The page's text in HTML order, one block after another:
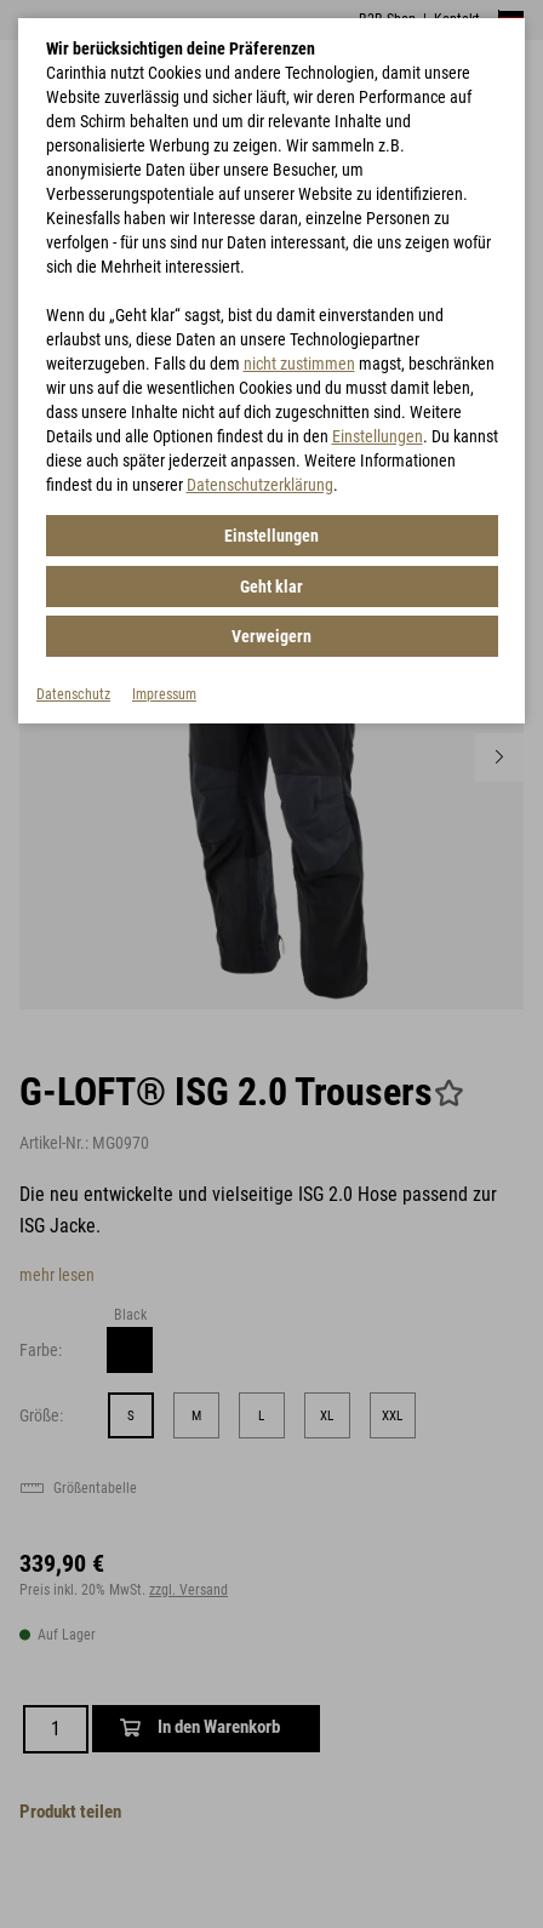
B2B Shop|Kontakt
Home Bekleidung G-LOFT® ISG 2.0 Trousers
G-LOFT® ISG 2.0 Trousers
Artikel-Nr.: MG0970
Die neu entwickelte und vielseitige ISG 2.0 Hose passend zur
ISG Jacke.
mehr lesen
Farbe:
Black
Größe: S M L XL XXL
Größentabelle
339,90 €
Preis inkl. 20% MwSt. zzgl. Versand
Auf Lager
In den Warenkorb
Produkt teilen
Wir berücksichtigen deine Präferenzen
Carinthia nutzt Cookies und andere Technologien, damit unsere
Website zuverlässig und sicher läuft, wir deren Performance auf
dem Schirm behalten und um dir relevante Inhalte und
personalisierte Werbung zu zeigen. Wir sammeln z.B.
anonymisierte Daten über unsere Besucher, um
Verbesserungspotentiale auf unserer Website zu identifizieren.
Keinesfalls haben wir Interesse daran, einzelne Personen zu
verfolgen - für uns sind nur Daten interessant, die uns zeigen wofür
sich die Mehrheit interessiert.
Wenn du „Geht klar“ sagst, bist du damit einverstanden und
erlaubst uns, diese Daten an unsere Technologiepartner
weiterzugeben. Falls du dem nicht zustimmen magst, beschränken
wir uns auf die wesentlichen Cookies und du musst damit leben,
dass unsere Inhalte nicht auf dich zugeschnitten sind. Weitere
Details und alle Optionen findest du in den Einstellungen. Du kannst
diese auch später jederzeit anpassen. Weitere Informationen
findest du in unserer Datenschutzerklärung.
Einstellungen
Geht klar
Verweigern
Datenschutz Impressum